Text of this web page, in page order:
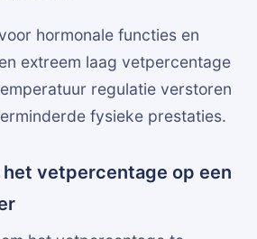
hormonale functies en
extreem laag vetpercentage
regulatie verstoren
fysieke prestaties.
het vetpercentage op een